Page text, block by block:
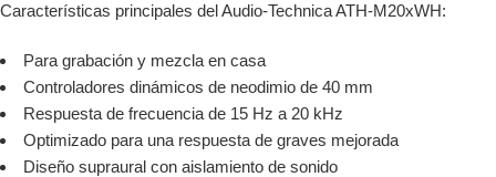
Características principales del Audio-Technica ATH-M20xWH:
Para grabación y mezcla en casa
Controladores dinámicos de neodimio de 40 mm
Respuesta de frecuencia de 15 Hz a 20 kHz
Optimizado para una respuesta de graves mejorada
Diseño supraural con aislamiento de sonido